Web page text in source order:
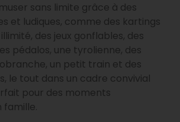
sans limite grâce à des
et ludiques, comme des kartings
des jeux gonflables, des
pédalos, une tyrolienne, des
un petit train et des
le tout dans un cadre convivial
pour des moments
famille.